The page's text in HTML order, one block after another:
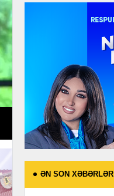
ƏN SON XƏBƏRLƏR